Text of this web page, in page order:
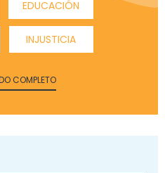
EDUCACIÓN
INJUSTICIA
COMPLETO